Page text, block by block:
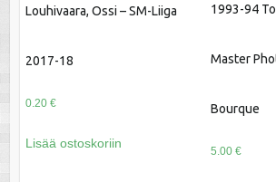
Louhivaara, Ossi – SM-Liiga
2017-18
0.20 €
Lisää ostoskoriin
1993-94
Master
Bourque
5.00 €